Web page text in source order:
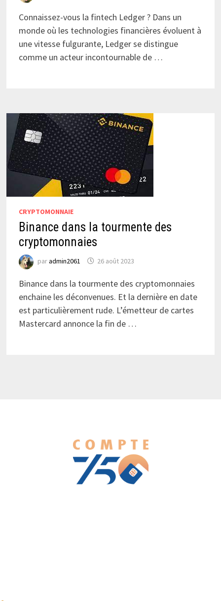
Connaissez-vous la fintech Ledger ? Dans un
monde où les technologies financières évoluent à
une vitesse fulgurante, Ledger se distingue
comme un acteur incontournable de …
CRYPTOMONNAIE
Binance dans la tourmente des
cryptomonnaies
paradmin2061 26 août 2023
Binance dans la tourmente des cryptomonnaies
enchaine les déconvenues. Et la dernière en date
est particulièrement rude. L’émetteur de cartes
Mastercard annonce la fin de …